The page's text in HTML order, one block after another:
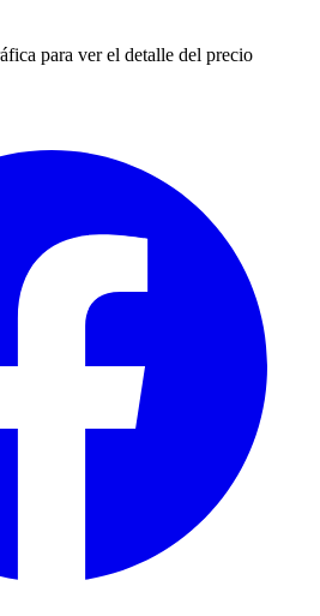
para ver el detalle del precio